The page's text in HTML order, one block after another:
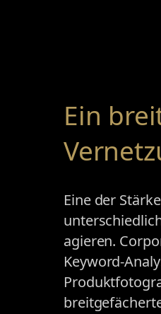
Ein
Eine der
agieren.
Keyword-